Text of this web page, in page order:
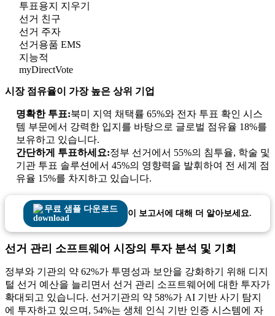
투표용지 지우기
선거 친구
선거 주자
선거용품 EMS
지능적
myDirectVote
시장 점유율이 가장 높은 상위 기업
명확한 투표:북미 지역 채택률 65%와 전자 투표 확인 시스
템 부문에서 강력한 입지를 바탕으로 글로벌 점유율 18%를
보유하고 있습니다.
간단하게 투표하세요:정부 선거에서 55%의 침투율, 학술 및
기관 투표 솔루션에서 45%의 영향력을 발휘하여 전 세계 점
유율 15%를 차지하고 있습니다.
무료 샘플 다운로드 이 보고서에 대해 더 알아보세요.
선거 관리 소프트웨어 시장의 투자 분석 및 기회
정부와 기관의 약 62%가 투명성과 보안을 강화하기 위해 디지
털 선거 예산을 늘리면서 선거 관리 소프트웨어에 대한 투자가
확대되고 있습니다. 선거기관의 약 58%가 AI 기반 사기 탐지
에 투자하고 있으며, 54%는 생체 인식 기반 인증 시스템에 자